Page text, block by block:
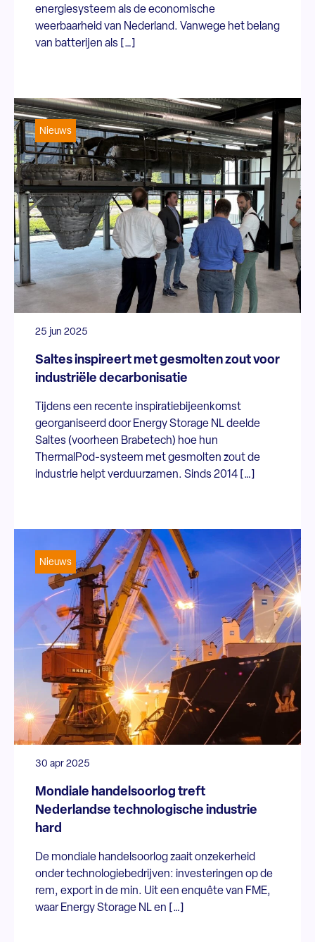
energiesysteem als de economische
weerbaarheid van Nederland. Vanwege het belang
van batterijen als […]
Nieuws
25 jun 2025
Saltes inspireert met gesmolten zout voor
industriële decarbonisatie
Tijdens een recente inspiratiebijeenkomst
georganiseerd door Energy Storage NL deelde
Saltes (voorheen Brabetech) hoe hun
ThermalPod-systeem met gesmolten zout de
industrie helpt verduurzamen. Sinds 2014 […]
Nieuws
30 apr 2025
Mondiale handelsoorlog treft
Nederlandse technologische industrie
hard
De mondiale handelsoorlog zaait onzekerheid
onder technologiebedrijven: investeringen op de
rem, export in de min. Uit een enquête van FME,
waar Energy Storage NL en […]